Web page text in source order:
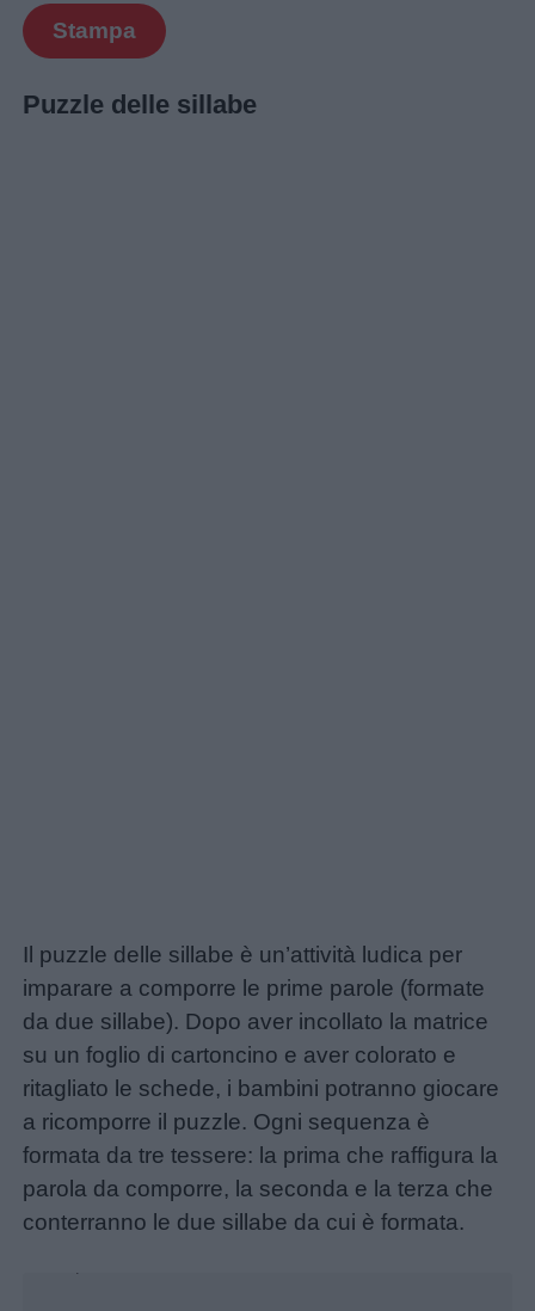
Stampa
Puzzle delle sillabe
Il puzzle delle sillabe è un’attività ludica per
imparare a comporre le prime parole (formate
da due sillabe). Dopo aver incollato la matrice
su un foglio di cartoncino e aver colorato e
ritagliato le schede, i bambini potranno giocare
a ricomporre il puzzle. Ogni sequenza è
formata da tre tessere: la prima che raffigura la
parola da comporre, la seconda e la terza che
conterranno le due sillabe da cui è formata.